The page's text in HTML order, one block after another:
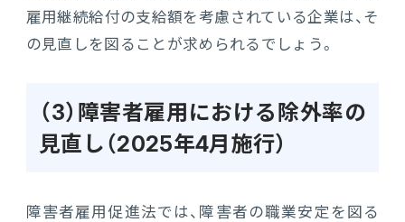
雇用継続給付の支給額を考慮されている企業は、そ
の見直しを図ることが求められるでしょう。
（3）障害者雇用における除外率の
見直し（2025年4月施行）
障害者雇用促進法では、障害者の職業安定を図る